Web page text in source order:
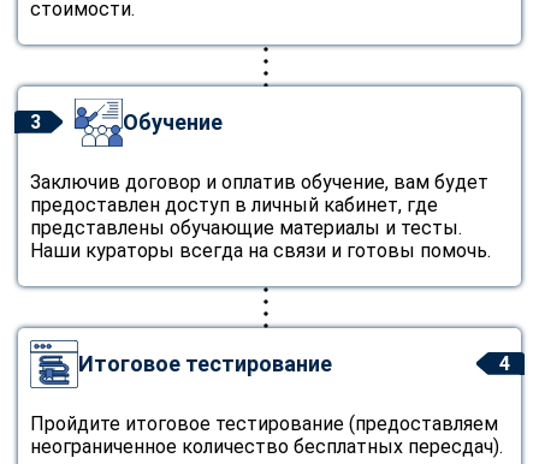
стоимости.
3 Обучение
Заключив договор и оплатив обучение, вам будет
предоставлен доступ в личный кабинет, где
представлены обучающие материалы и тесты.
Наши кураторы всегда на связи и готовы помочь.
4
Итоговое тестирование
Пройдите итоговое тестирование (предоставляем
неограниченное количество бесплатных пересдач).